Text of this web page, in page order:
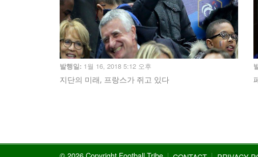
발행일: 1월 16, 2018 5:12 오후
지단의 미래, 프랑스가 쥐고 있다